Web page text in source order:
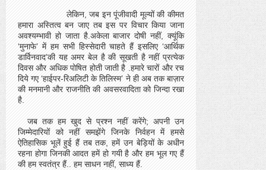
लेकिन, जब इन पूंजीवादी मूल्यों की कीमत
हमारा अस्तित्व बन जाए तब इस पर विचार किया जाना
अवश्यम्भावी हो जाता है.अकेला बाजार दोषी नहीं, क्यूंकि
‘मुनाफे’ में हम सभी हिस्सेदारी चाहते हैं इसलिए ‘आर्थिक
डार्विनवाद’की यह अमर बेल है की सूखती है नहीं प्रत्येक
दिवस और अधिक पोषित होती जाती है .हमारे चारों और रच
दिये गए ‘हाईपर-रिअलिटी के तिलिस्म’ ने ही अब तक बाज़ार
की मनमानी और राजनीति की अवसरवादिता को जिन्दा रखा
है.
जब तक हम खुद से प्रश्न नहीं करेंगे; अपनी उन
जिम्मेदारियों को नहीं समझेंगे जिनके निर्वहन में हमसे
ऐतिहासिक भूलें हुई हैं तब तक, हमें उन बेड़ियों के अधीन
रहना होगा जिनकी आदत हमें हो गयी है और हम भूल गए हैं
की हम स्वतंत्र हैं.. हम साधन नहीं, साध्य हैं.